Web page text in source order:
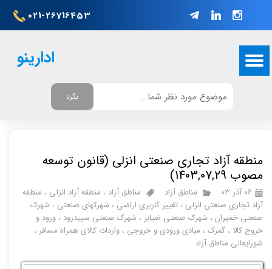
021-26716453
ادارینو
بگرد
منطقه آزاد تجاری صنعتی انزلی (قانون توسعه
مصوب 1403,07,29)
۰۶ آذر ۰۳ مناطق آزاد مناطق آزاد ، منطقه آزاد انزلی ، منطقه
آزاد تجاری صنعتی انزلی ،تغییر کاربری اراضی ، شهرکهای صنعتی ، شهرک
صنعتی خمیران ، شهرک صنعتی ضیابر ، شهرک صنعتی سپیدرود ،ورود و
خروج کالا ،گمرک ، مبادی ورودی و خروجی ،واردات کالای همراه مسافر ،
شورایعالی مناطق آزاد